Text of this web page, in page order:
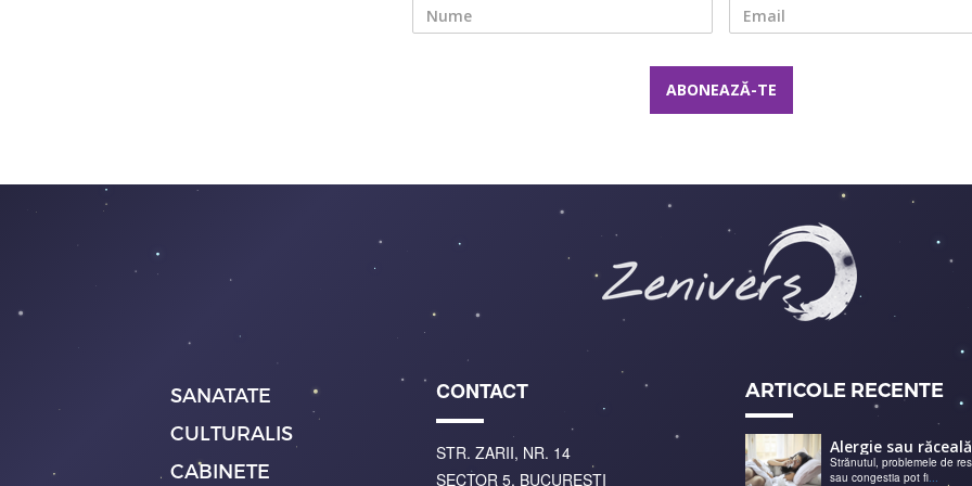
SANATATE
CULTURALIS
CABINETE
CONTACT
STR. ZARII, NR. 14
SECTOR 5, BUCURESTI
ARTICOLE RECENTE
Strănutul, problemele de
sau congestia pot fi...